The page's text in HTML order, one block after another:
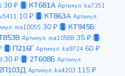
30 ₽ КТ681А Артикул: ka7351
10 ₽ КТ863А Артикул:
ma10055 30 ₽ КТ945Б
Артикул: ma10588 35 ₽
П216Г Артикул: ka9724 60 ₽
30 ₽ 2Т608Б Артикул:
Артикул: ka4203 115 ₽